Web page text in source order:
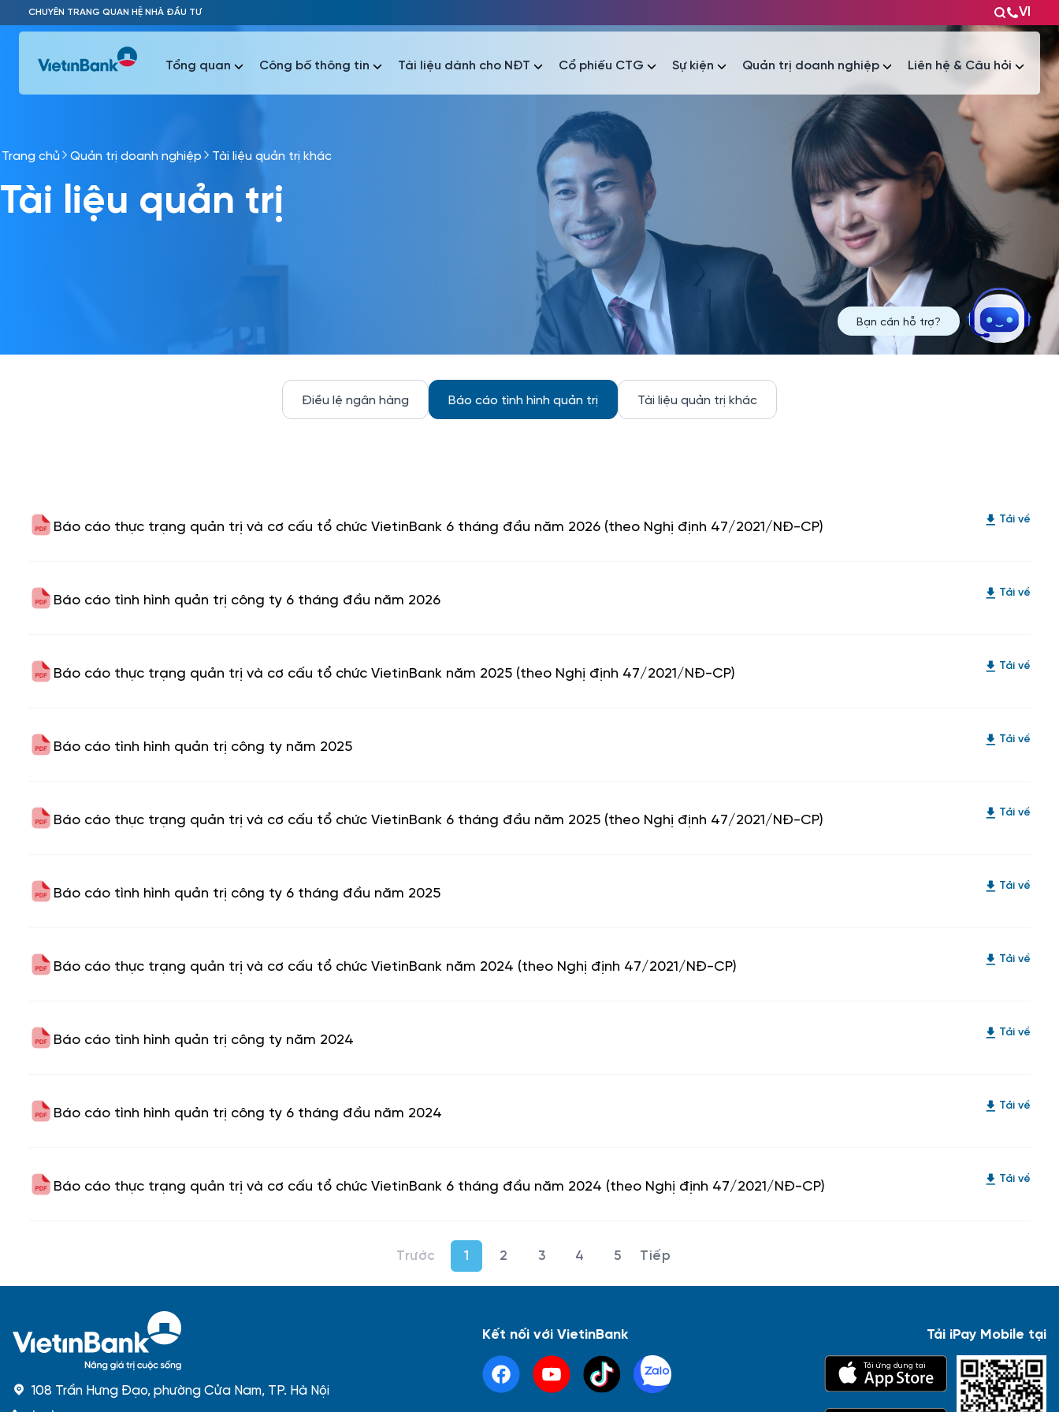
Skip to Main Content
CHUYÊN TRANG QUAN HỆ NHÀ ĐẦU TƯ VI
Công bố thông tin
Tổng quan Công bố thông tin Tài liệu dành cho NĐT Cổ phiếu CTG Sự kiện Quản trị doanh nghiệp Liên hệ & Câu hỏi
Công bố thông tin
Trang chủ Quản trị doanh nghiệp Tài liệu quản trị khác
Tài liệu quản trị
Điều lệ ngân hàng Báo cáo tình hình quản trị Tài liệu quản trị khác
Báo cáo thực trạng quản trị và cơ cấu tổ chức VietinBank 6 tháng đầu năm 2026 (theo Nghị định 47/2021/NĐ-CP) Tải về
Báo cáo tình hình quản trị công ty 6 tháng đầu năm 2026 Tải về
Báo cáo thực trạng quản trị và cơ cấu tổ chức VietinBank năm 2025 (theo Nghị định 47/2021/NĐ-CP) Tải về
Báo cáo tình hình quản trị công ty năm 2025 Tải về
Báo cáo thực trạng quản trị và cơ cấu tổ chức VietinBank 6 tháng đầu năm 2025 (theo Nghị định 47/2021/NĐ-CP) Tải về
Báo cáo tình hình quản trị công ty 6 tháng đầu năm 2025 Tải về
Báo cáo thực trạng quản trị và cơ cấu tổ chức VietinBank năm 2024 (theo Nghị định 47/2021/NĐ-CP) Tải về
Báo cáo tình hình quản trị công ty năm 2024 Tải về
Báo cáo tình hình quản trị công ty 6 tháng đầu năm 2024 Tải về
Báo cáo thực trạng quản trị và cơ cấu tổ chức VietinBank 6 tháng đầu năm 2024 (theo Nghị định 47/2021/NĐ-CP) Tải về
1 2 3 4 5
Bạn cần hỗ trợ?
108 Trần Hưng Đạo, phường Cửa Nam, TP. Hà Nội
Kết nối với VietinBank Tải iPay Mobile tại
Tải ứng dụng tại